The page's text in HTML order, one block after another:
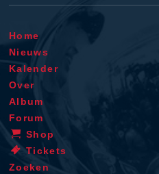
Home
Nieuws
Kalender
Over
Album
Forum
Shop
Tickets
Zoeken